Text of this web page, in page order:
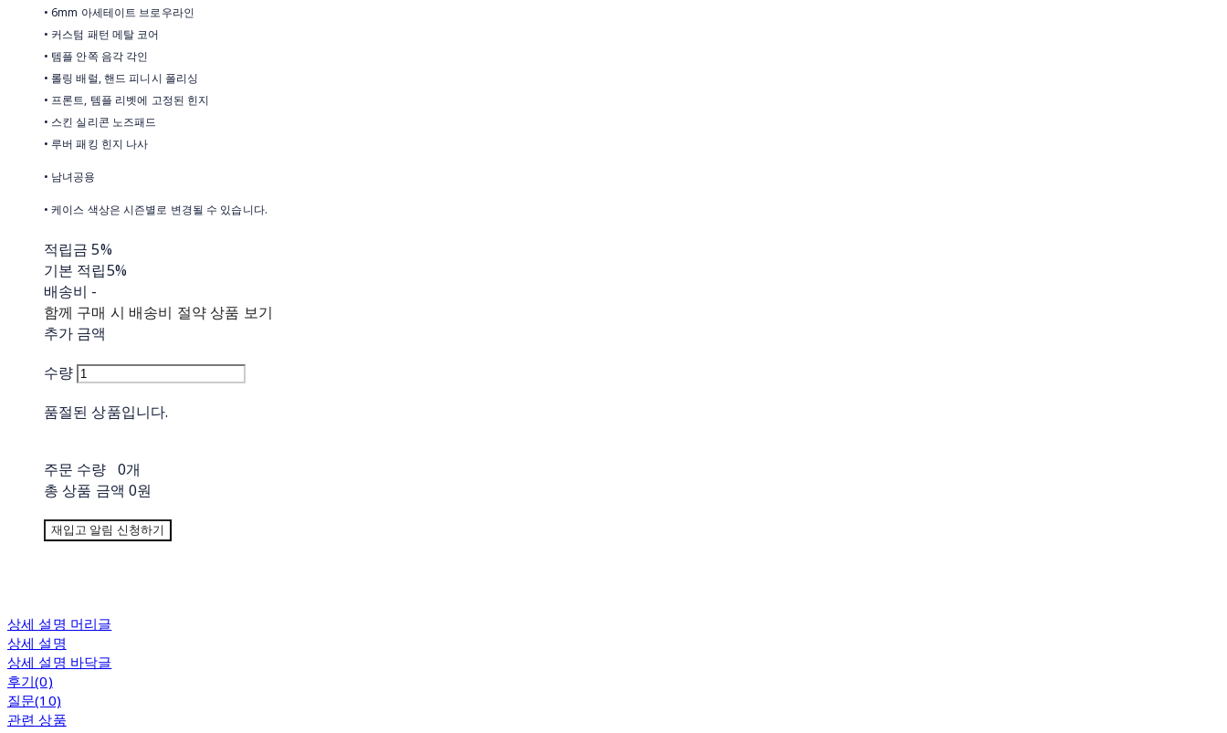
• 6mm 아세테이트 브로우라인
• 커스텀 패턴 메탈 코어
• 템플 안쪽 음각 각인
• 롤링 배럴, 핸드 피니시 폴리싱
• 프론트, 템플 리벳에 고정된 힌지
• 스킨 실리콘 노즈패드
• 루버 패킹 힌지 나사
• 남녀공용
• 케이스 색상은 시즌별로 변경될 수 있습니다.
적립금 5%
기본 적립5%
배송비 -
함께 구매 시 배송비 절약 상품 보기
추가 금액
수량
품절된 상품입니다.
주문 수량 0개
총 상품 금액 0원
재입고 알림 신청하기
상세 설명 머리글
상세 설명
상세 설명 바닥글
후기(0)
질문(10)
관련 상품